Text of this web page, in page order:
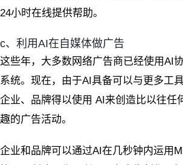
24小时在线提供帮助。
c、利用AI在自媒体做广告
这些年，大多数网络广告商已经使用AI
系统。现在，由于AI具备可以与更多工
企业、品牌得以使用 AI来创造比以往任
趣的广告活动。
企业和品牌可以通过AI在几秒钟内运用